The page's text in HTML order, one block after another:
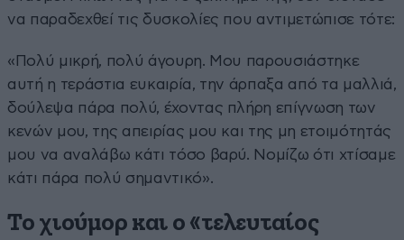
να παραδεχθεί τις δυσκολίες που αντιμετώπισε τότε:
«Πολύ μικρή, πολύ άγουρη. Μου παρουσιάστηκε
αυτή η τεράστια ευκαιρία, την άρπαξα από τα μαλλιά,
δούλεψα πάρα πολύ, έχοντας πλήρη επίγνωση των
κενών μου, της απειρίας μου και της μη ετοιμότητάς
μου να αναλάβω κάτι τόσο βαρύ. Νομίζω ότι χτίσαμε
κάτι πάρα πολύ σημαντικό».
Το χιούμορ και ο «τελευταίος